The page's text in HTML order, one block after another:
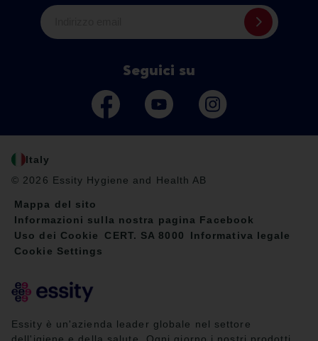
Seguici su
Italy
© 2026 Essity Hygiene and Health AB
Mappa del sito
Informazioni sulla nostra pagina Facebook
Uso dei Cookie
CERT. SA 8000
Informativa legale
Cookie Settings
Essity è un'azienda leader globale nel settore